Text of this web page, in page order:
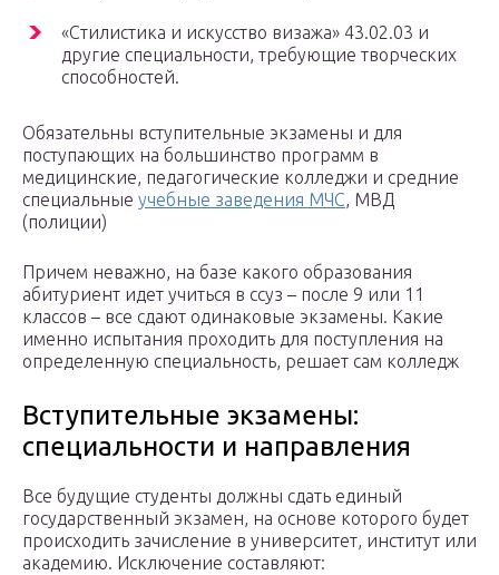
«Стилистика и искусство визажа» 43.02.03 и
другие специальности, требующие творческих
способностей.
Обязательны вступительные экзамены и для
поступающих на большинство программ в
медицинские, педагогические колледжи и средние
специальные учебные заведения МЧС, МВД
(полиции)
Причем неважно, на базе какого образования
абитуриент идет учиться в ссуз – после 9 или 11
классов – все сдают одинаковые экзамены. Какие
именно испытания проходить для поступления на
определенную специальность, решает сам колледж
Вступительные экзамены:
специальности и направления
Все будущие студенты должны сдать единый
государственный экзамен, на основе которого будет
происходить зачисление в университет, институт или
академию. Исключение составляют: